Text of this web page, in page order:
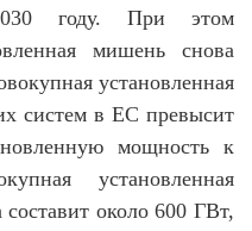
году. При этом
мишень снова
установленная
систем в ЕС превысит
мощность к
установленная
около 600 ГВт,